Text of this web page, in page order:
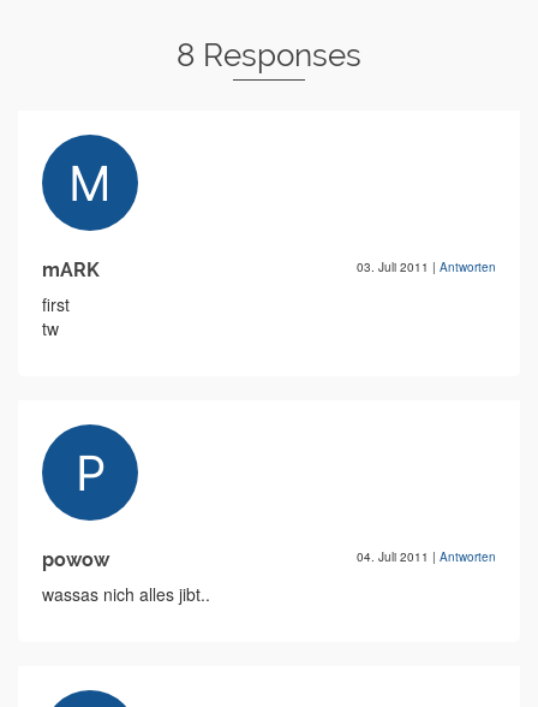
8 Responses
mARK 03. Juli 2011 | Antworten
first
tw
powow 04. Juli 2011 | Antworten
wassas nich alles jibt..